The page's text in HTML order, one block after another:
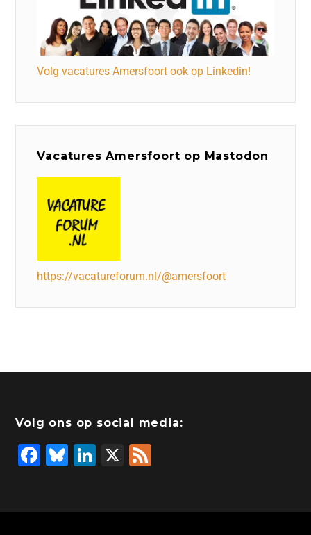
Volg vacatures Amersfoort ook op Linkedin!
Vacatures Amersfoort op Mastodon
https://vacatureforum.nl/@amersfoort
Volg ons op social media:
F
Bl
Li X